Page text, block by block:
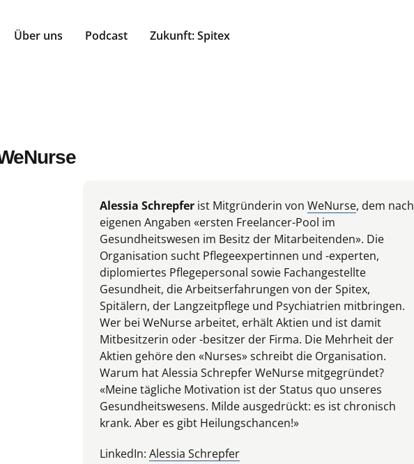
Über uns Podcast Zukunft: Spitex
Alessia Schrepfer ist Mitgründerin von WeNurse, dem nach
eigenen Angaben «ersten Freelancer-Pool im
Gesundheitswesen im Besitz der Mitarbeitenden». Die
Organisation sucht Pflegeexpertinnen und -experten,
diplomiertes Pflegepersonal sowie Fachangestellte
Gesundheit, die Arbeitserfahrungen von der Spitex,
Spitälern, der Langzeitpflege und Psychiatrien mitbringen.
Wer bei WeNurse arbeitet, erhält Aktien und ist damit
Mitbesitzerin oder -besitzer der Firma. Die Mehrheit der
Aktien gehöre den «Nurses» schreibt die Organisation.
Warum hat Alessia Schrepfer WeNurse mitgegründet?
«Meine tägliche Motivation ist der Status quo unseres
Gesundheitswesens. Milde ausgedrückt: es ist chronisch
krank. Aber es gibt Heilungschancen!»
LinkedIn: Alessia Schrepfer